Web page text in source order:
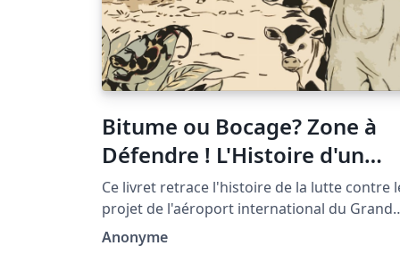
Bitume ou Bocage? Zone à
Défendre ! L'Histoire d'un
Territoire en Lutte
Ce livret retrace l'histoire de la lutte contre
projet de l'aéroport international du Grand
Ouest, à Notre-Dame-Des-Landes à une
vingtaine de kilomètres au nord de Nantes,
Anonyme